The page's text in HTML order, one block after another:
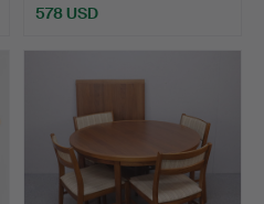
578 USD